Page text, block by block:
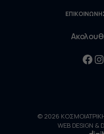
Facebook Instagram
© 2026 ΚΟΣΜΟΙΑΤΡΙΚΗ
WEB DESIGN &